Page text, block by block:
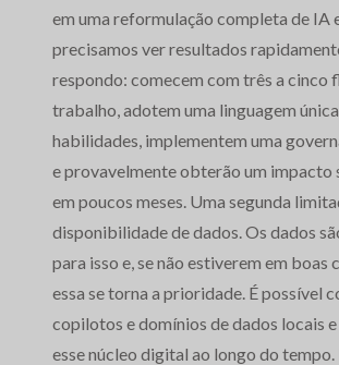
em uma reformulação completa de IA
precisamos ver resultados
respondo: comecem com três a cinco
trabalho, adotem uma linguagem
habilidades, implementem uma
e provavelmente obterão um
em poucos meses. Uma segunda
disponibilidade de dados. Os dados
para isso e, se não estiverem em boas
essa se torna a prioridade. É possível
copilotos e domínios de dados locais
esse núcleo digital ao longo do tempo.